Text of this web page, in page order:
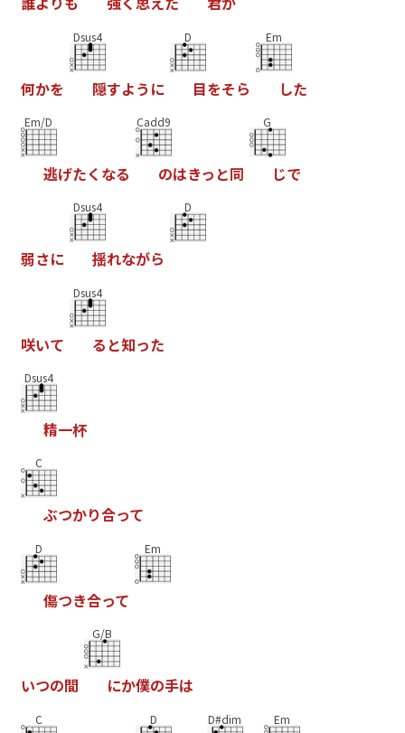
何かを
Dsus4
隠すよう に
D
目をそら
Em
した
Em/D
逃げたく なる
Cadd9
のはきっ と同
G
じで
弱さに
Dsus4
揺れながら
D
咲いて
Dsus4
る と知った
Dsus4
精一杯
C
ぶつかり合って
D
傷つき合って
Em
いつの間
G/B
にか僕の手は
C D D#dim Em